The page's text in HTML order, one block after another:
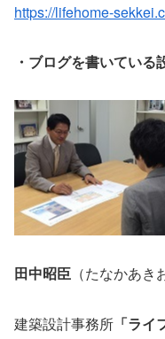
https://lifehome-
・ブログを書いている
田中昭臣 （たなかあき
建築設計事務所 「ラ